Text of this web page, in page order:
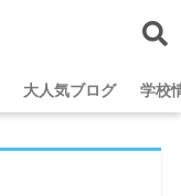
大人気ブログ 学校